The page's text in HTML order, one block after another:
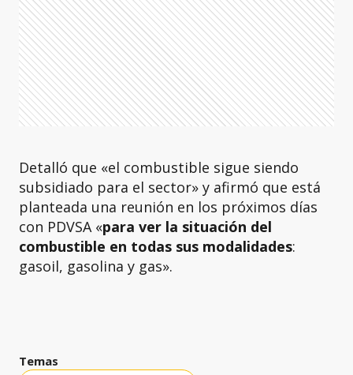
Detalló que «el combustible sigue siendo
subsidiado para el sector» y afirmó que está
planteada una reunión en los próximos días
con PDVSA «para ver la situación del
combustible en todas sus modalidades:
gasoil, gasolina y gas».
Temas